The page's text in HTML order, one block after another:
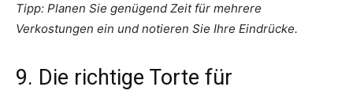
Tipp: Planen Sie genügend Zeit für mehrere
Verkostungen ein und notieren Sie Ihre Eindrücke.
9. Die richtige Torte für